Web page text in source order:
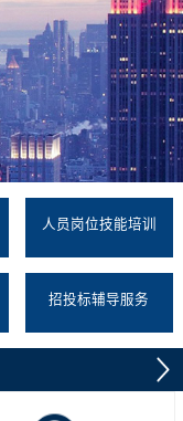
人员岗位技能培训
招投标辅导服务